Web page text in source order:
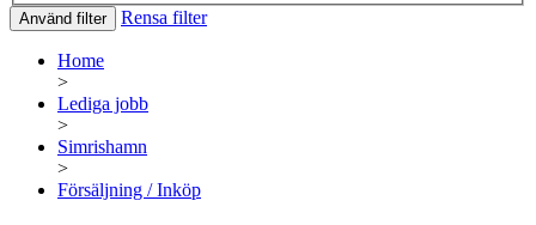
Använd filter Rensa filter
Home
>
Lediga jobb
>
Simrishamn
>
Försäljning / Inköp